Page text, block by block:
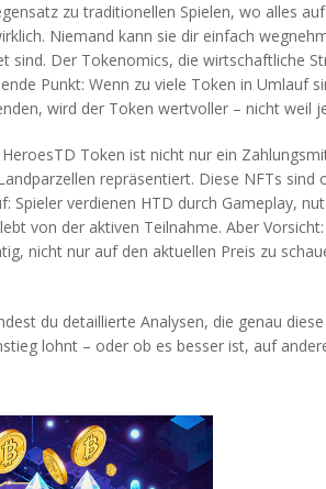
zu traditionellen Spielen, wo alles
Niemand kann sie dir einfach
sind. Der Tokenomics, die wirtschaftliche
Punkt: Wenn zu viele Token in Umlauf
wird der Token wertvoller – nicht
Token ist nicht nur ein
repräsentiert. Diese NFTs sind
Spieler verdienen HTD durch Gameplay,
von der aktiven Teilnahme. Aber
nicht nur auf den aktuellen Preis zu
du detaillierte Analysen, die genau
lohnt – oder ob es besser ist, auf